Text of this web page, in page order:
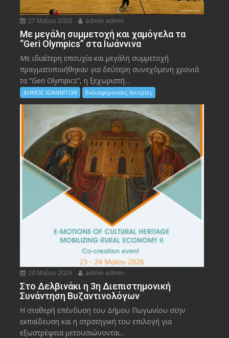
27 Μαΐου 2026 admin admin
Με μεγάλη συμμετοχή και χαμόγελα τα
“Geri Olympics” στα Ιωάννινα
Με ιδιαίτερη επιτυχία και μεγάλη συμμετοχή
πραγματοποιήθηκαν για δεύτερη συνεχόμενη χρονιά
τα “Geri Olympics”, η ξεχωριστή...
ΔΗΜΟΣ ΙΩΑΝΝΙΤΩΝ Ενδιαφέρουσες Ιστορίες
20 Μαΐου 2026 admin admin
Στο Δελβινάκι η 3η Διεπιστημονική
Συνάντηση Βυζαντινολόγων
Η σταθερή επένδυση του Δήμου Πωγωνίου στην
εκπαίδευση και η στρατηγική του επιλογή για
εξωστρέφεια μετουσιώνονται...